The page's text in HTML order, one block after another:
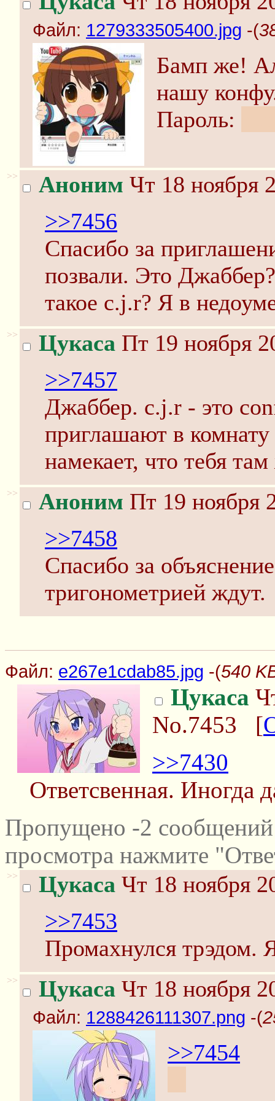
Файл: 1279333505400.jpg -(
Бамп же!
нашу
Пароль:
>> Аноним Чт 18 ноября
>>7456
Спасибо за
позвали. Это
такое c.j.r? Я в
>> Цукаса Пт 19 ноября
>>7457
Джаббер. c.j.r - это
приглашают в комнату
намекает, что тебя
>> Аноним Пт 19 ноября
>>7458
Спасибо за
тригонометрией ждут.
Файл: e267e1cdab85.jpg -(540
Цукаса
No.7453 [
>>7430
Ответсвенная. Иногда
Пропущено -2
просмотра нажмите
>> Цукаса Чт 18 ноября
>>7453
Промахнулся трэдом.
>> Цукаса Чт 18 ноября
Файл: 1288426111307.png -(
>>7454